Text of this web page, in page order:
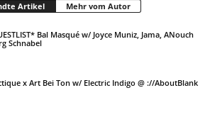
Artikel Mehr vom Autor
Bal Masqué w/ Joyce Muniz, Jama, ANouch
Schnabel
x Art Bei Ton w/ Electric Indigo @ ://AboutBlank